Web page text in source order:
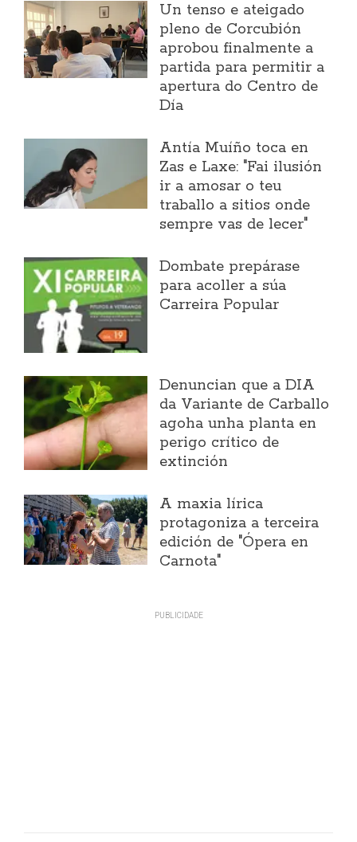
Un tenso e ateigado
pleno de Corcubión
aprobou finalmente a
partida para permitir a
apertura do Centro de
Día
Antía Muíño toca en
Zas e Laxe: "Fai ilusión
ir a amosar o teu
traballo a sitios onde
sempre vas de lecer"
Dombate prepárase
para acoller a súa
Carreira Popular
Denuncian que a DIA
da Variante de Carballo
agoha unha planta en
perigo crítico de
extinción
A maxia lírica
protagoniza a terceira
edición de "Ópera en
Carnota"